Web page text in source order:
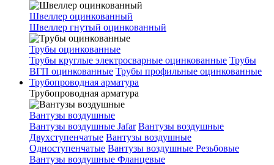
Швеллер оцинкованный
Швеллер гнутый оцинкованный
Трубы оцинкованные
Трубы круглые электросварные оцинкованные Трубы
ВГП оцинкованные Трубы профильные оцинкованные
Трубопроводная арматура
Трубопроводная арматура
Вантузы воздушные
Вантузы воздушные Jafar Вантузы воздушные
Двухступенчатые Вантузы воздушные
Одноступенчатые Вантузы воздушные Резьбовые
Вантузы воздушные Фланцевые